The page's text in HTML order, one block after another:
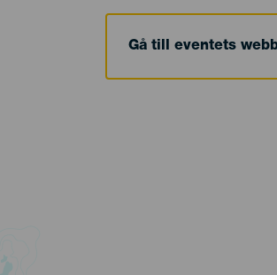
Gå till eventets